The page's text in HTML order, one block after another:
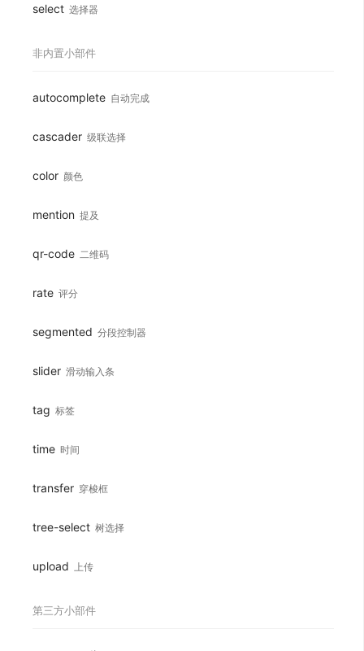
select 选择器
非内置小部件
autocomplete 自动完成
cascader 级联选择
color 颜色
mention 提及
qr-code 二维码
rate 评分
segmented 分段控制器
slider 滑动输入条
tag 标签
time 时间
transfer 穿梭框
tree-select 树选择
upload 上传
第三方小部件